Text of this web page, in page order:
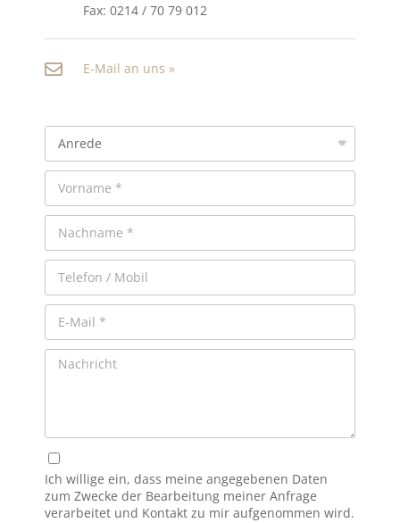
Fax: 0214 / 70 79 012
E-Mail an uns »
Ich willige ein, dass meine angegebenen Daten
zum Zwecke der Bearbeitung meiner Anfrage
verarbeitet und Kontakt zu mir aufgenommen wird.